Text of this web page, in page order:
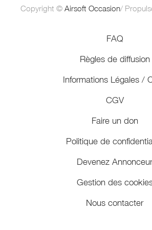
Copyright © Airsoft Occasion/
FAQ
Règles de diffusion
Informations Légales /
CGV
Faire un don
Politique de
Devenez Annonceur
Gestion des
Nous contacter